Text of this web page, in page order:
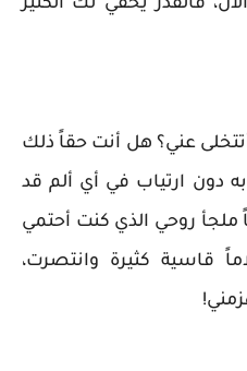
فالقدر يخفي لك الكثير
عني؟ هل أنت حقاً ذلك
دون ارتياب في أي ألم قد
روحي الذي كنت أحتمي
قاسية كثيرة وانتصرت،